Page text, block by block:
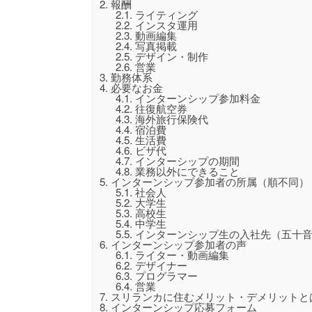
2. 報酬
2.1. ライティング
2.2. インスタ運用
2.3. 動画編集
2.4. 写真掲載
2.5. デザイン・制作
2.6. 営業
3. 勤務体系
4. 必要なお金
4.1. インターンシップ参加料金
4.2. 往復航空券
4.3. 海外旅行保険代
4.4. 宿泊費
4.5. 生活費
4.6. ビザ代
4.7. インターシップの期間
4.8. 業務以外にできること
5. インターンシップ参加者の所属（順不同）
5.1.社会人
5.2. 大学生
5.3. 高校生
5.4. 中学生
5.5. インターンシップ生の入社先（五十音
6. インターンシップ参加者の声
6.1.ライター・動画編集
6.2. デザイナー
6.3. プログラマー
6.4. 営業
7. スリランカに住むメリット・デメリットと
8. インターンシップ応募フォーム